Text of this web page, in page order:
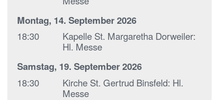
Montag, 14. September 2026
18:30
Kapelle St. Margaretha Dorweiler:
Hl. Messe
Samstag, 19. September 2026
18:30 Kirche St. Gertrud Binsfeld: Hl.
Messe